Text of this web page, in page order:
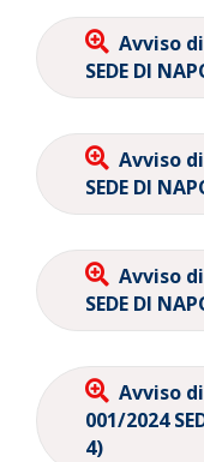
Avviso
SEDE DI
Avviso
SEDE DI
Avviso
SEDE DI
Avviso
001/2024
4)